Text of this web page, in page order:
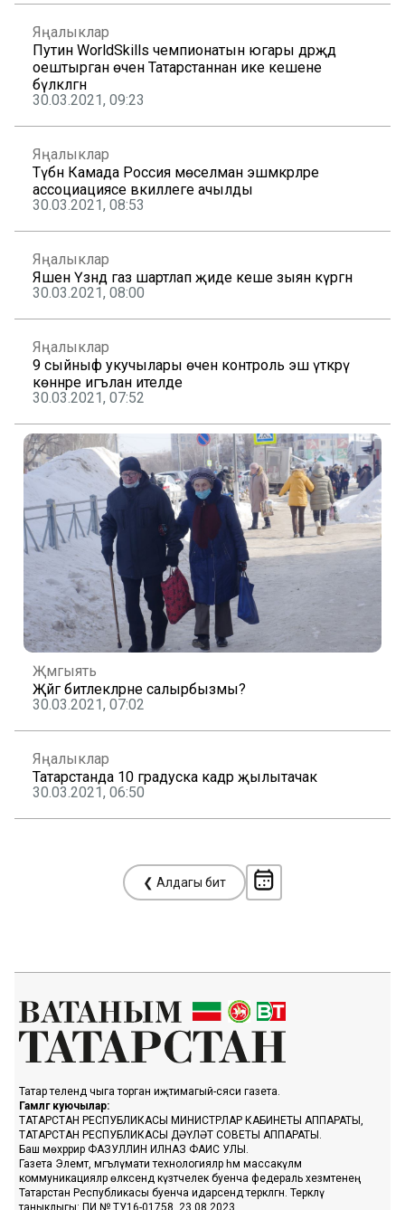
Яңалыклар
Путин WorldSkills чемпионатын югары дәрәҗәдә
оештырган өчен Татарстаннан ике кешене
бүләкләгән
30.03.2021, 09:23
Яңалыклар
Түбән Камада Россия мөселман эшмәкәрләре
ассоциациясе вәкиллеге ачылды
30.03.2021, 08:53
Яңалыклар
Яшен Үзәндә газ шартлап җиде кеше зыян күргән
30.03.2021, 08:00
Яңалыклар
9 сыйныф укучылары өчен контроль эш үткәрү
көннәре игълан ителде
30.03.2021, 07:52
Җәмгыять
Җәйгә битлекләрне салырбызмы?
30.03.2021, 07:02
Яңалыклар
Татарстанда 10 градуска кадәр җылытачак
30.03.2021, 06:50
❮ Алдагы бит
Татар телендә чыга торган иҗтимагый-сәяси газета.
Гамәлгә куючылар:
ТАТАРСТАН РЕСПУБЛИКАСЫ МИНИСТРЛАР КАБИНЕТЫ АППАРАТЫ,
ТАТАРСТАН РЕСПУБЛИКАСЫ ДӘҮЛӘТ СОВЕТЫ АППАРАТЫ.
Баш мөхәррир ФАЗУЛЛИН ИЛНАЗ ФАИС УЛЫ.
Газета Элемтә, мәгълүмати технологияләр һәм массакүләм
коммуникацияләр өлкәсендә күзәтчелек буенча федераль хезмәтенең
Татарстан Республикасы буенча идарәсендә теркәлгән. Теркәлү